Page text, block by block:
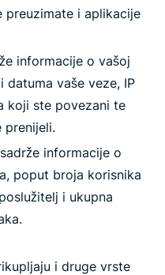
preuzimate i aplikacije
informacije o vašoj
datuma vaše veze, IP
koji ste povezani te
prenijeli.
informacije o
poput broja korisnika
i ukupna
i druge vrste